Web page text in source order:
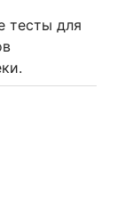
тесты для